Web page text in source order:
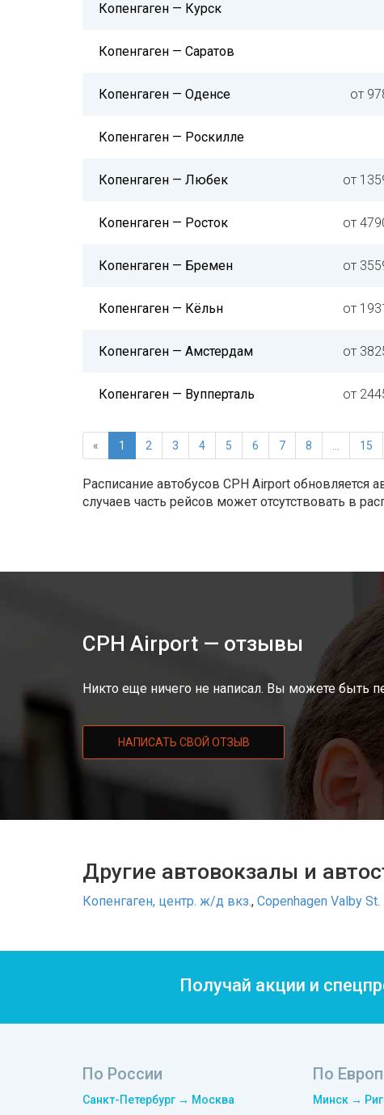
Копенгаген — Курск
Копенгаген — Саратов
Копенгаген — Оденсе от
Копенгаген — Роскилле
Копенгаген — Любек от
Копенгаген — Росток от
Копенгаген — Бремен от
Копенгаген — Кёльн от
Копенгаген — Амстердам от
Копенгаген — Вупперталь от
« 1 2 3 4 5 6 7 8 15
Расписание автобусов CPH Airport
случаев часть рейсов может отсутствовать в
CPH Airport — отзывы
Никто еще ничего не написал. Вы можете быть
НАПИСАТЬ СВОЙ ОТЗЫВ
Другие автовокзалы и
Копенгаген, центр. ж/д вкз., Copenhagen Valby St.
Получай акции и
По России
Санкт-Петербург → Москва
По
Минск →